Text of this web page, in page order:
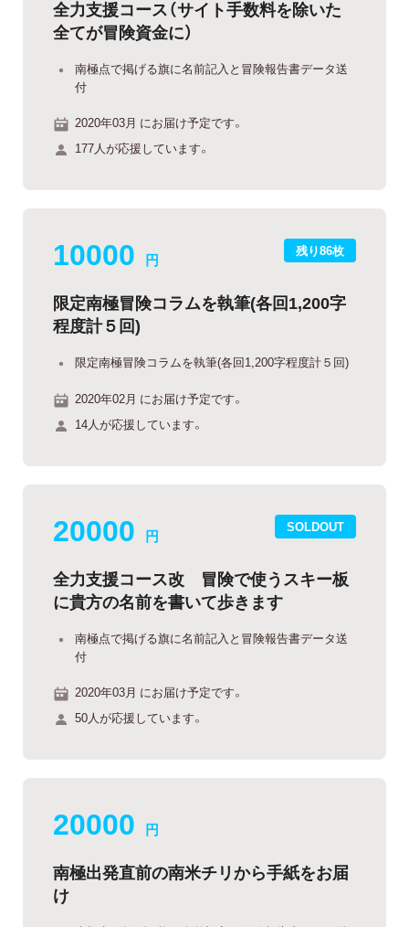
全力支援コース（サイト手数料を除いた
全てが冒険資金に）
南極点で掲げる旗に名前記入と冒険報告書データ送
付
2020年03月 にお届け予定です。
177人が応援しています。
残り86枚
10000 円
限定南極冒険コラムを執筆(各回1,200字
程度計５回)
限定南極冒険コラムを執筆(各回1,200字程度計５回)
2020年02月 にお届け予定です。
14人が応援しています。
SOLDOUT
20000 円
全力支援コース改 冒険で使うスキー板
に貴方の名前を書いて歩きます
南極点で掲げる旗に名前記入と冒険報告書データ送
付
2020年03月 にお届け予定です。
50人が応援しています。
20000 円
南極出発直前の南米チリから手紙をお届
け